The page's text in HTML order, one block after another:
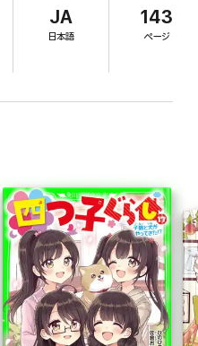
ーマに応じたキャラクターデザインをたく
ラデザ、配色のアイデア帖としても参考
JA
日本語
143
ページ